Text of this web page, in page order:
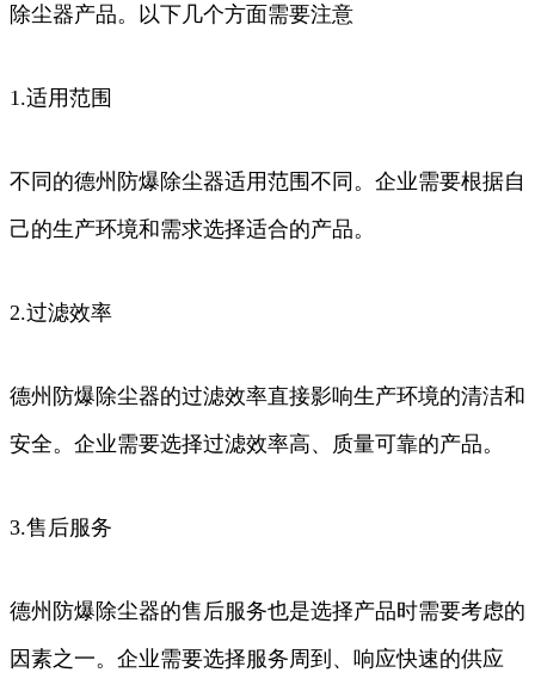
除尘器产品。以下几个方面需要注意
1.适用范围
不同的德州防爆除尘器适用范围不同。企业需要根据自
己的生产环境和需求选择适合的产品。
2.过滤效率
德州防爆除尘器的过滤效率直接影响生产环境的清洁和
安全。企业需要选择过滤效率高、质量可靠的产品。
3.售后服务
德州防爆除尘器的售后服务也是选择产品时需要考虑的
因素之一。企业需要选择服务周到、响应快速的供应